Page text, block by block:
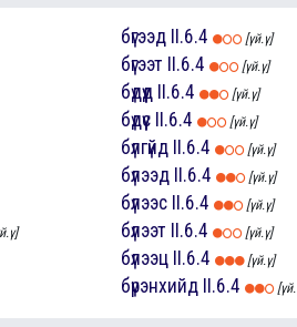
бүгээд II.6.4 [үй.ү]
бүгээт II.6.4 [үй.ү]
бүдүүд II.6.4 [үй.ү]
бүдүүс II.6.4 [үй.ү]
бүлгүйд II.6.4 [үй.ү]
бүлээд II.6.4 [үй.ү]
бүлээс II.6.4 [үй.ү]
бүлээт II.6.4 [үй.ү]
бүлээц II.6.4 [үй.ү]
бүрэнхийд II.6.4